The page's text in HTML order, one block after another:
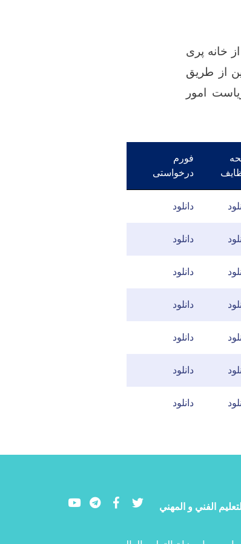
خانه پری
از طریق
امور
فورم
درخواستی
دانلود
دانلود
دانلود
دانلود
دانلود
دانلود
دانلود
الفني و المهني
YoutubeLinkedIn
Facebook